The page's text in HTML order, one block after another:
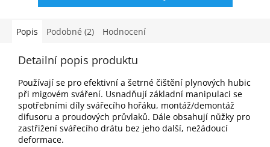
Popis Podobné (2) Hodnocení
Detailní popis produktu
Používají se pro efektivní a šetrné čištění plynových hubic
při migovém sváření. Usnadňují základní manipulaci se
spotřebními díly svářecího hořáku, montáž/demontáž
difusoru a proudových průvlaků. Dále obsahují nůžky pro
zastřižení svářecího drátu bez jeho další, nežádoucí
deformace.